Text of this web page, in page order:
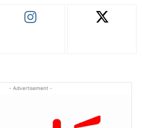
- Advertisement -